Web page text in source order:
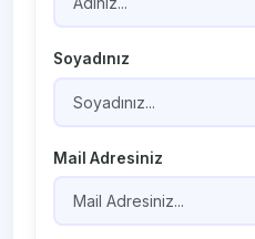
Soyadınız
Mail Adresiniz